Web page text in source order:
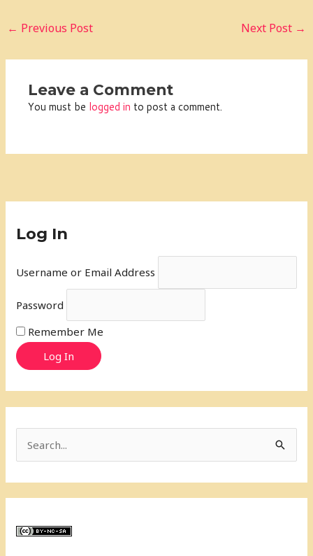
← Previous Post Next Post →
Leave a Comment
You must be logged in to post a comment.
Log In
Username or Email Address
Password
Remember Me
Log In
c